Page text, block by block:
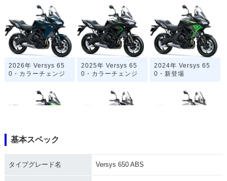
2026年 Versys 65
0・カラーチェンジ
2025年 Versys 65
0・カラーチェンジ
2024年 Versys 65
0・新登場
ジ
基本スペック
タイプグレード名 Versys 650 ABS